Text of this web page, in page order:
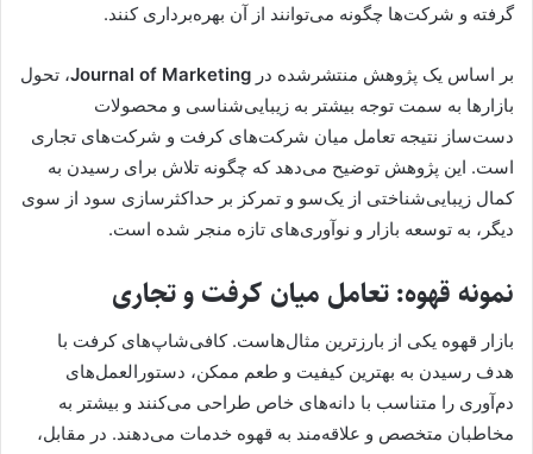
گرفته و شرکت‌ها چگونه می‌توانند از آن بهره‌برداری کنند.
بر اساس یک پژوهش منتشرشده در Journal of Marketing، تحول
بازارها به سمت توجه بیشتر به زیبایی‌شناسی و محصولات
دست‌ساز نتیجه تعامل میان شرکت‌های کرفت و شرکت‌های تجاری
است. این پژوهش توضیح می‌دهد که چگونه تلاش برای رسیدن به
کمال زیبایی‌شناختی از یک‌سو و تمرکز بر حداکثرسازی سود از سوی
دیگر، به توسعه بازار و نوآوری‌های تازه منجر شده است.
نمونه قهوه: تعامل میان کرفت و تجاری
بازار قهوه یکی از بارزترین مثال‌هاست. کافی‌شاپ‌های کرفت با
هدف رسیدن به بهترین کیفیت و طعم ممکن، دستورالعمل‌های
دم‌آوری را متناسب با دانه‌های خاص طراحی می‌کنند و بیشتر به
مخاطبان متخصص و علاقه‌مند به قهوه خدمات می‌دهند. در مقابل،